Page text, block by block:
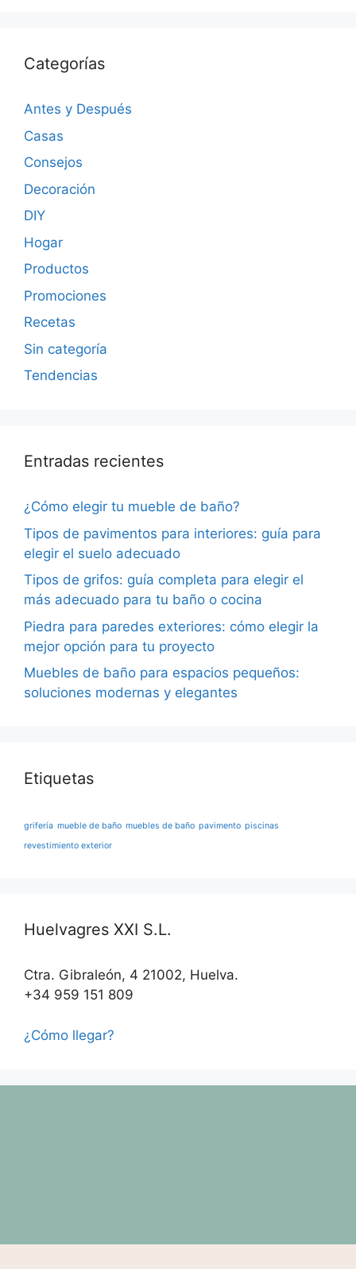
Categorías
Antes y Después
Casas
Consejos
Decoración
DIY
Hogar
Productos
Promociones
Recetas
Sin categoría
Tendencias
Entradas recientes
¿Cómo elegir tu mueble de baño?
Tipos de pavimentos para interiores: guía para
elegir el suelo adecuado
Tipos de grifos: guía completa para elegir el
más adecuado para tu baño o cocina
Piedra para paredes exteriores: cómo elegir la
mejor opción para tu proyecto
Muebles de baño para espacios pequeños:
soluciones modernas y elegantes
Etiquetas
grifería mueble de baño muebles de baño pavimento piscinas
revestimiento exterior
Huelvagres XXI S.L.
Ctra. Gibraleón, 4 21002, Huelva.
+34 959 151 809
¿Cómo llegar?